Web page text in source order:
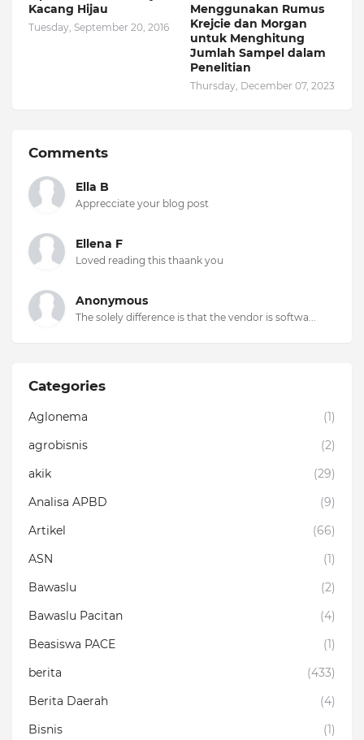
Kacang Hijau
Tuesday, September 20, 2016
Menggunakan Rumus
Krejcie dan Morgan
untuk Menghitung
Jumlah Sampel dalam
Penelitian
Thursday, December 07, 2023
Comments
Ella B
Apprecciate your blog post
Ellena F
Loved reading this thaank you
Anonymous
The solely difference is that the vendor is softwa...
Categories
Aglonema
(1)
agrobisnis
(2)
akik
(29)
Analisa APBD
(9)
Artikel
(66)
ASN
(1)
Bawaslu
(2)
Bawaslu Pacitan
(4)
Beasiswa PACE
(1)
berita
(433)
Berita Daerah
(4)
Bisnis
(1)